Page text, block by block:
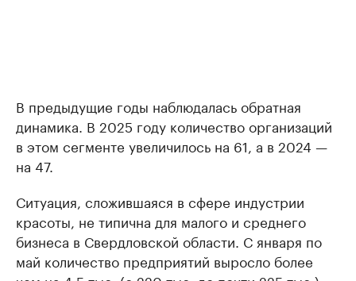
В предыдущие годы наблюдалась обратная
динамика. В 2025 году количество организаций
в этом сегменте увеличилось на 61, а в 2024 —
на 47.
Ситуация, сложившаяся в сфере индустрии
красоты, не типична для малого и среднего
бизнеса в Свердловской области. С января по
май количество предприятий выросло более